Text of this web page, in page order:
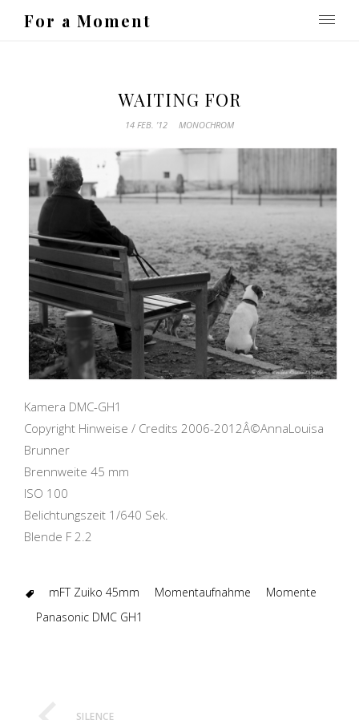
For a Moment
WAITING FOR
14 FEB. ’12 MONOCHROM
Kamera DMC-GH1
Copyright Hinweise / Credits 2006-2012Â©AnnaLouisa
Brunner
Brennweite 45 mm
ISO 100
Belichtungszeit 1/640 Sek.
Blende F 2.2
mFT Zuiko 45mm Momentaufnahme
Momente
Panasonic DMC GH1
SILENCE